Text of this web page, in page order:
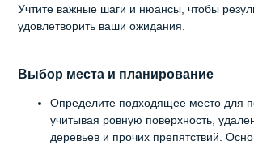
Учтите важные шаги и нюансы, чтобы
удовлетворить ваши ожидания.
Выбор места и планирование
Определите подходящее место для
учитывая ровную поверхность,
деревьев и прочих препятствий.